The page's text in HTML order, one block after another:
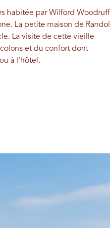
habitée par Wilford
La petite maison de
La visite de cette vieille
et du confort dont
à l'hôtel.